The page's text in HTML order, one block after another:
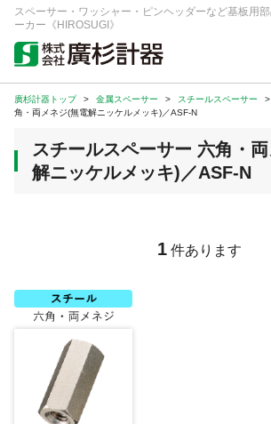
スペーサー・ワッシャー・ピンヘッダーなど基板用
ーカー《HIROSUGI》
キーワード 品番/シリーズ
商品カテゴリから探す
ジャンルから探す
注文・見積りについて
ご利用ガイド
お問い合わせ窓口
会社情報
廣杉計器トップ > 金属スペーサー > スチールスペーサー >
角・両メネジ(無電解ニッケルメッキ)／ASF-N
スチールスペーサー 六角・
解ニッケルメッキ)／ASF-N
1 件あります